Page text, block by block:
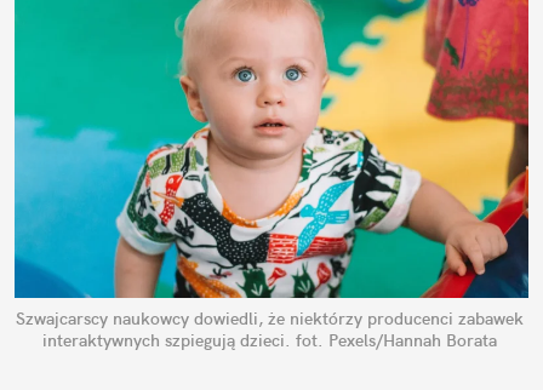
Szwajcarscy naukowcy dowiedli, że niektórzy producenci zabawek
interaktywnych szpiegują dzieci. fot. Pexels/Hannah Borata